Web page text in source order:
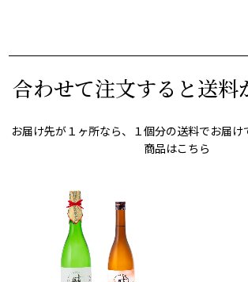
合わせて注文すると送料
お届け先が１ヶ所なら、１個分の送料でお届
商品はこちら